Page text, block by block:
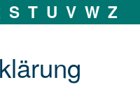
S T U V W Z